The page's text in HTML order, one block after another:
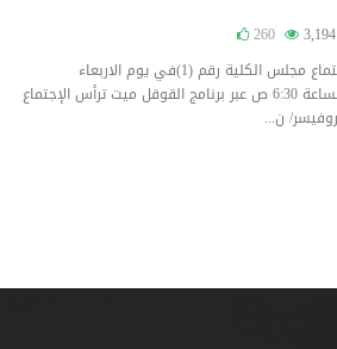
3,194
260
عقدت كلية الدراسات العليا إجتماع مجلس الكلية رقم (1)في يوم الاربعاء
الموافق2024/4/24 في تمام الساعة 6:30 ص عبر برنامج القوقل ميت ترأس الإجتماع